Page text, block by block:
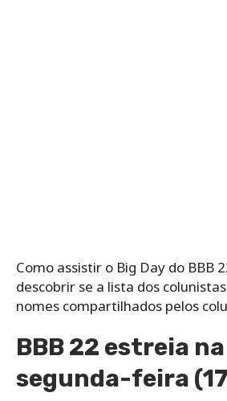
Como assistir o Big Day do BBB
descobrir se a lista dos
nomes compartilhados pelos
BBB 22 estreia na
segunda-feira